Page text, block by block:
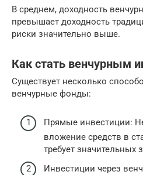
В среднем, доходность
превышает доходность
риски значительно выше.
Как стать венчурным
Существует несколько
венчурные фонды:
Прямые инвестиции:
вложение средств в
требует значительных
Инвестиции через